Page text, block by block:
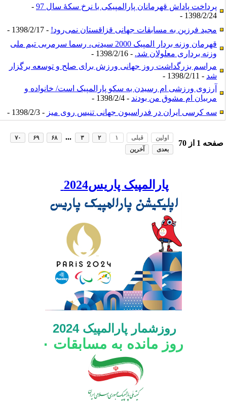
پرداخت پاداش قهرمانان پارالمپیکی با نرخ سکۀ سال 97
-
1398/2/24 -
مجید فرزین به مسابقات جهانی قزاقستان نمی‌رود! - 1398/2/17 -
قهرمان وزنه‌ بردار المپیک 2000 سیدنی، رسما سرمربی تیم ملی
وزنه برداری معلولان شد. - 1398/2/16 -
مراسم بزرگداشت روز جهانی ورزش برای صلح و توسعه برگزار
شد - 1398/2/11 -
آرزوی ورزشی ام رسیدن به سکو پارالمپیک است/ خانواده و
مربیان ام مشوق من بودند - 1398/2/4 -
سه کرسی ایران در فدراسیون جهانی تنیس روی میز - 1398/2/3 -
صفحه 1 از 70
اولین قبلی ۱ ۲ ۳ ... ۶۸ ۶۹
۷۰
بعدی
آخرین
پارالمپیک پاریس2024
روزشمار پارالمپیک 2024
۰